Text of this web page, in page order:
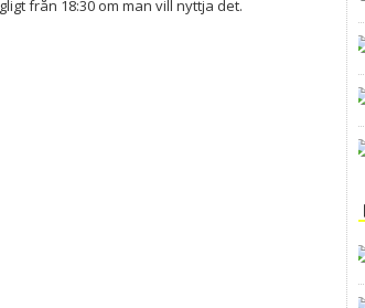
från 18:30 om man vill nyttja det.